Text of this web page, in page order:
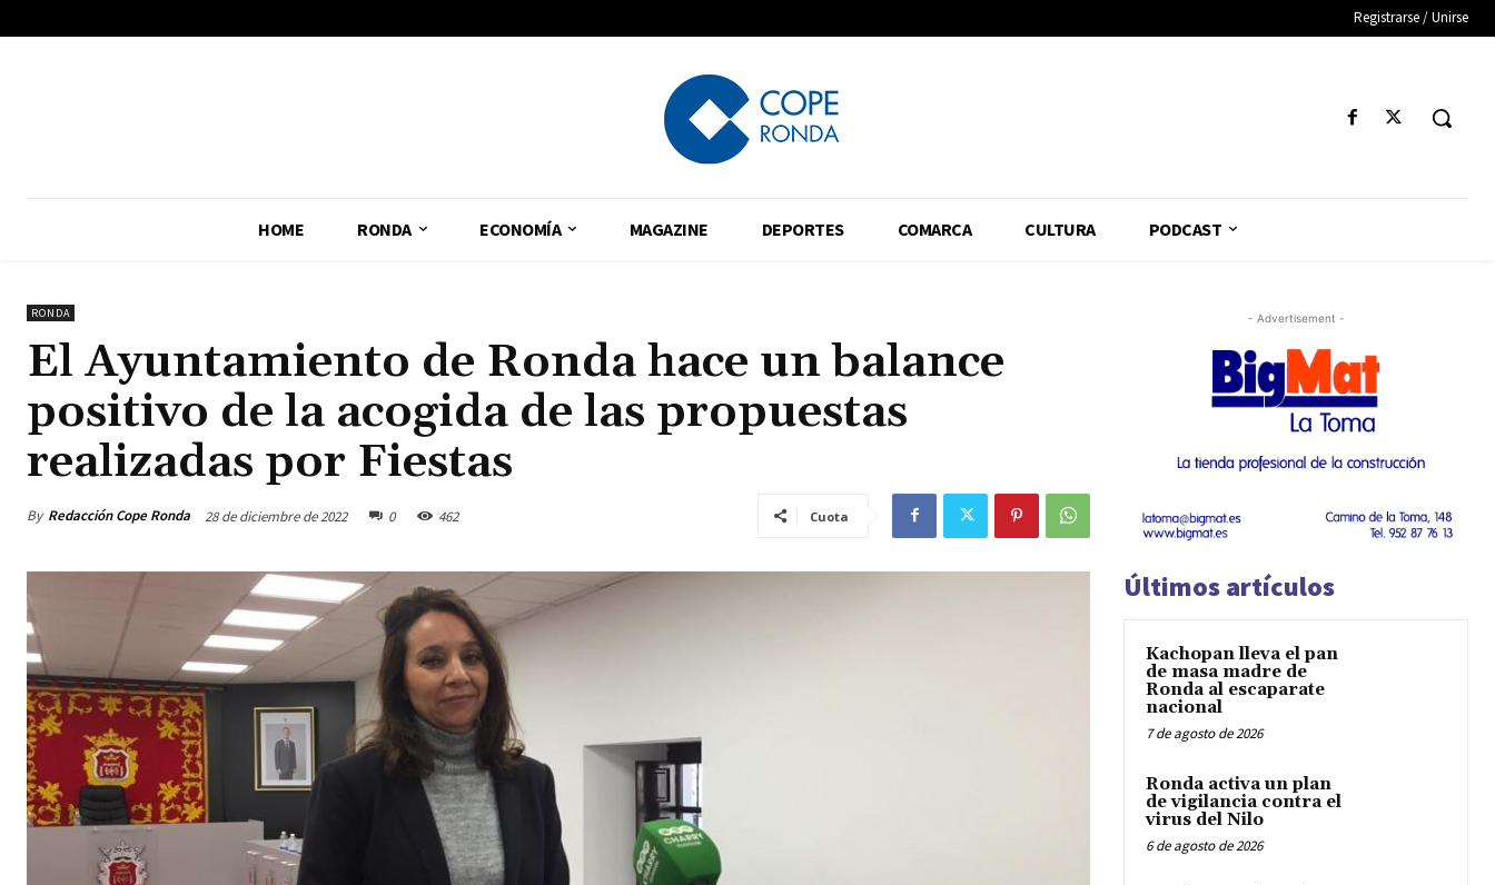
Registrarse / Unirse
HOME RONDA ECONOMÍA MAGAZINE DEPORTES COMARCA CULTURA PODCAST
RONDA
El Ayuntamiento de Ronda hace un balance
positivo de la acogida de las propuestas
realizadas por Fiestas
By Redacción Cope Ronda 28 de diciembre de 2022 0 462 Cuota
- Advertisement -
Últimos artículos
Kachopan lleva el pan
de masa madre de
Ronda al escaparate
nacional
7 de agosto de 2026
Ronda activa un plan
de vigilancia contra el
virus del Nilo
6 de agosto de 2026